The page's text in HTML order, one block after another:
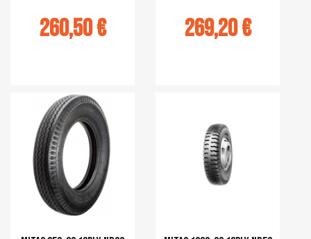
260,50 €
au panier
269,20 €